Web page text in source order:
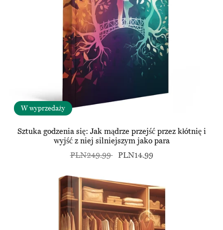
W wyprzedaży
Sztuka godzenia się: Jak mądrze przejść przez kłótnię i
wyjść z niej silniejszym jako para
PLN249.99 PLN14.99